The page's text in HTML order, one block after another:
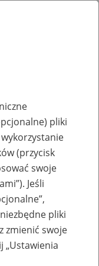
Ubezpieczeń
2020 r. w
pliki
(przycisk
swoje
Jeśli
pliki
zmienić swoje
„Ustawienia